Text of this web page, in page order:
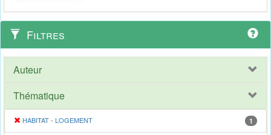
Filtres
Auteur
Thématique
HABITAT - LOGEMENT 1